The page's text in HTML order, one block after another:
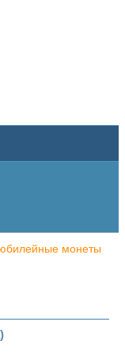
монеты